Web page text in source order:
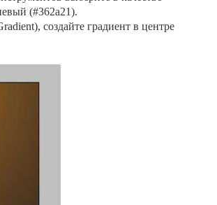
(#362a21).
создайте градиент в центре